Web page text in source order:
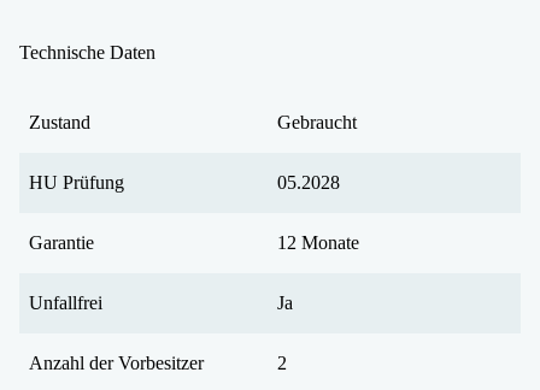
Technische Daten
Zustand Gebraucht
HU Prüfung 05.2028
Garantie 12 Monate
Unfallfrei Ja
Anzahl der Vorbesitzer 2